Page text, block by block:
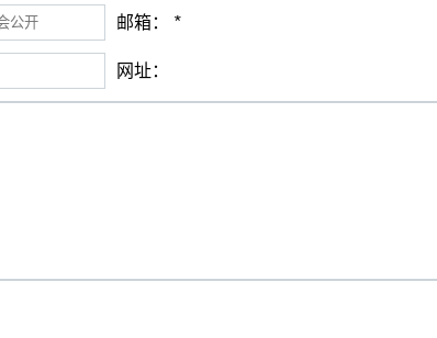
邮箱： *
网址：